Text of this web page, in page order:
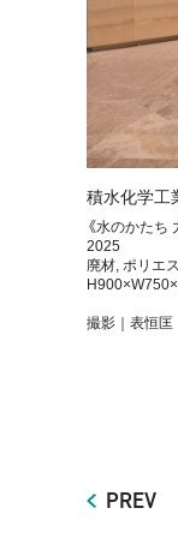
積水化学工
《水のかたち
2025
廃材, ポリエ
撮影｜表恒匡
PREV